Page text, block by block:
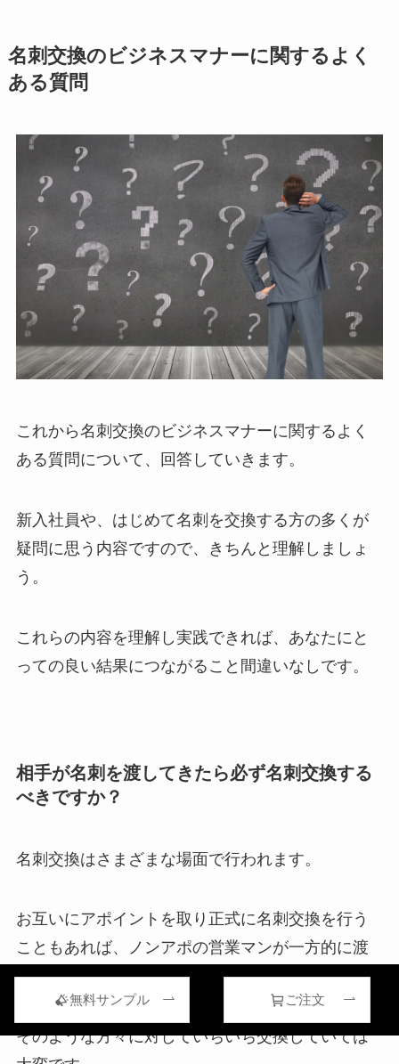
名刺交換のビジネスマナーに関するよく
ある質問
これから名刺交換のビジネスマナーに関するよく
ある質問について、回答していきます。
新入社員や、はじめて名刺を交換する方の多くが
疑問に思う内容ですので、きちんと理解しましょ
う。
これらの内容を理解し実践できれば、あなたにと
っての良い結果につながること間違いなしです。
相手が名刺を渡してきたら必ず名刺交換する
べきですか？
名刺交換はさまざまな場面で行われます。
お互いにアポイントを取り正式に名刺交換を行う
こともあれば、ノンアポの営業マンが一方的に渡
してくることもあります。
そのような方々に対していちいち交換していては
無料サンプル ご注文